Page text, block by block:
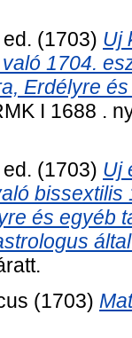
ed. (1703) Uj
1704.
Erdélyre
I 1688 .
ed. (1703) Uj
és egyéb
(1703)